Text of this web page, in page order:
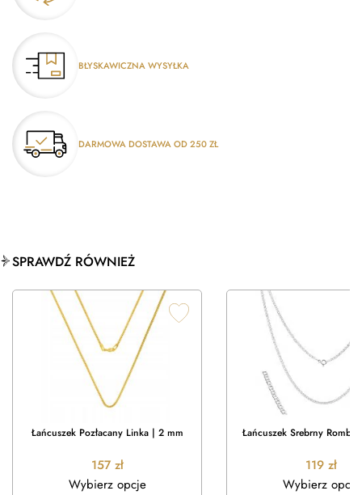
BŁYSKAWICZNA WYSYŁKA
DARMOWA DOSTAWA OD 250 ZŁ
SPRAWDŹ RÓWNIEŻ
Łańcuszek Pozłacany Linka | 2 mm
157 zł
Wybierz opcje
Łańcuszek Srebrny
119 zł
Wybierz opcje